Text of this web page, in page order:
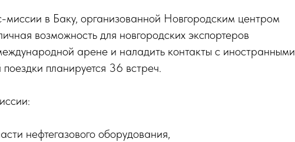
миссии в Баку, организованной Новгородским центром
возможность для новгородских экспортеров
арене и наладить контакты с иностранными
планируется 36 встреч.
нефтегазового оборудования,